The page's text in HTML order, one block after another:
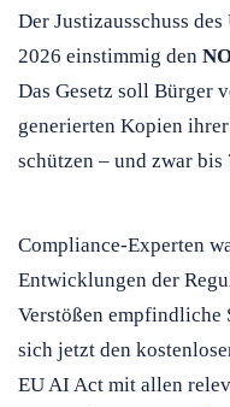
Der Justizausschuss
2026 einstimmig den
Das Gesetz soll Bürger
generierten Kopien
schützen – und zwar bis
Compliance-Experten
Entwicklungen der
Verstößen empfindliche
sich jetzt den
EU AI Act mit allen